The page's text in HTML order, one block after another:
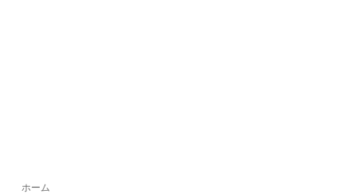
ホーム